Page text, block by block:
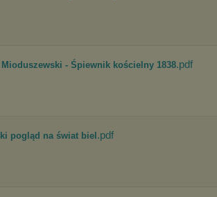
Mioduszewski - Śpiewnik kościelny 1838.pdf
pogląd na świat biel .pdf